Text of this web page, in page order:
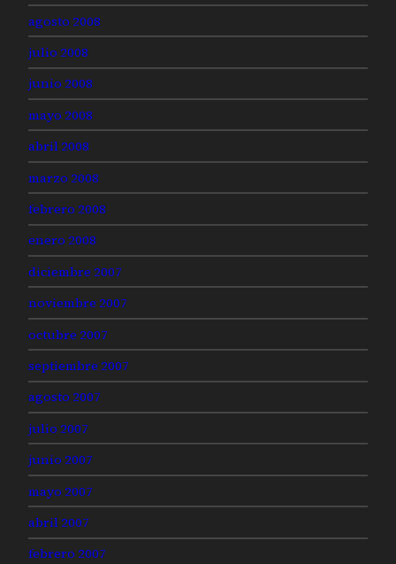
agosto 2008
julio 2008
junio 2008
mayo 2008
abril 2008
marzo 2008
febrero 2008
enero 2008
diciembre 2007
noviembre 2007
octubre 2007
septiembre 2007
agosto 2007
julio 2007
junio 2007
mayo 2007
abril 2007
febrero 2007